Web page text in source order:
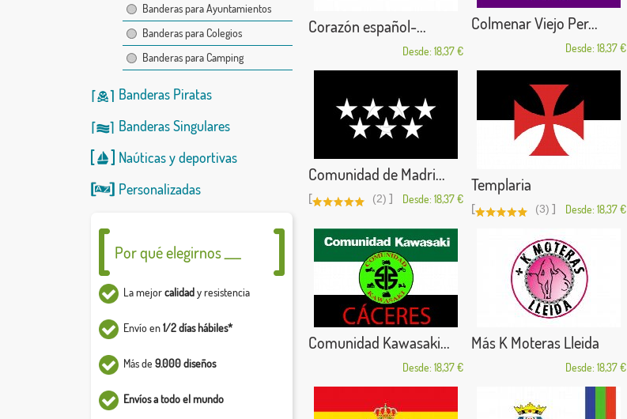
Banderas para Ayuntamientos
Banderas para Colegios
Banderas para Camping
Banderas Piratas
Banderas Singulares
Naúticasydeportivas
Personalizadas
Por qué elegirnos ___
La mejorcalidady resistencia
Envío en1/2 días hábiles*
Más de 9.000 diseños
Envíos a todo el mundo
Corazón español-...
Desde: 18,37 €
Colmenar Viejo Per...
Desde: 18,37 €
Comunidad de Madri...
[ (2) ] Desde: 18,37 €
Templaria
[ (3) ] Desde: 18,37 €
Comunidad Kawasaki...
Desde: 18,37 €
Más K Moteras Lleida
Desde: 18,37 €